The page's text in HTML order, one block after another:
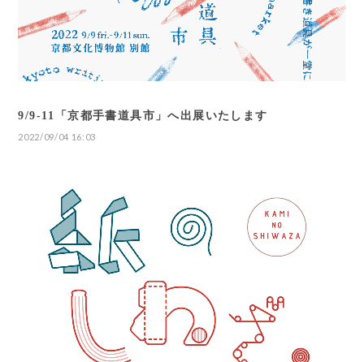
9/9-11「京都手書道具市」へ出展いたします
2022/09/04 16:03